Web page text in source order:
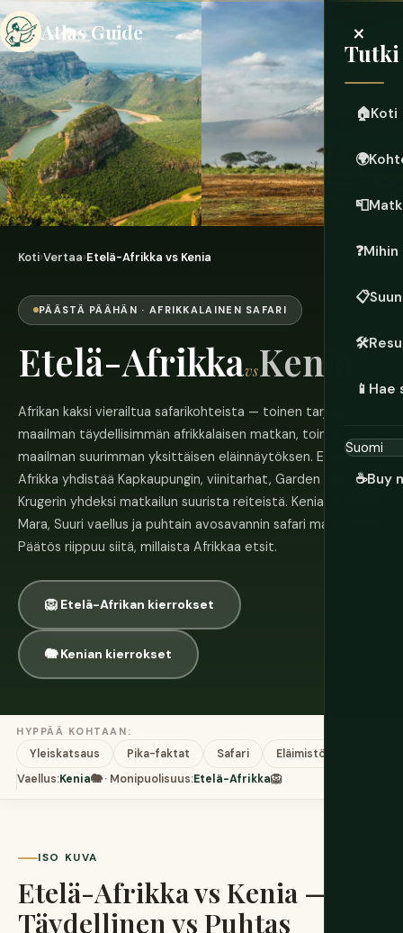
Atlas Guide ×
Tutki
🏠Koti
🌍
📮
❓Mihin
📋
🛠️
📱 Hae
☕Buy
Koti›Vertaa›Etelä-Afrikka vs Kenia
PÄÄSTÄ PÄÄHÄN · AFRIKKALAINEN SAFARI
Etelä-AfrikkavsKenia
Afrikan kaksi vierailtua safarikohteista — toinen tarjoaa
maailman täydellisimmän afrikkalaisen matkan, toinen
maailman suurimman yksittäisen eläinnäytöksen. Etelä-
Afrikka yhdistää Kapkaupungin, viinitarhat, Garden Routen ja
Krugerin yhdeksi matkailun suurista reiteistä. Kenia on Masai
Mara, Suuri vaellus ja puhtain avosavannin safari maan päällä.
Päätös riippuu siitä, millaista Afrikkaa etsit.
🦁 Etelä-Afrikan kierrokset
🐘 Kenian kierrokset
HYPPÄÄ KOHTAAN:
Yleiskatsaus Pika-faktat Safari Eläimistö
Vaellus:Kenia🐘 · Monipuolisuus:Etelä-Afrikka🦁
ISO KUVA
Etelä-Afrikka vs Kenia —
Täydellinen vs Puhtas